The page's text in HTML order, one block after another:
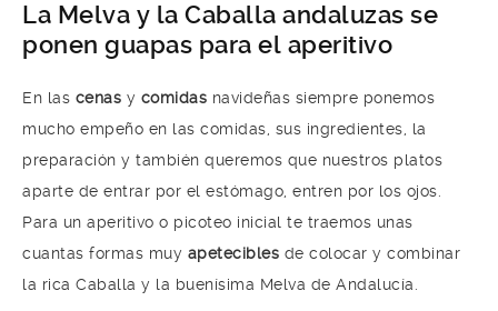
La Melva y la Caballa andaluzas se
ponen guapas para el aperitivo
En las cenas y comidas navideñas siempre ponemos
mucho empeño en las comidas, sus ingredientes, la
preparación y también queremos que nuestros platos
aparte de entrar por el estómago, entren por los ojos.
Para un aperitivo o picoteo inicial te traemos unas
cuantas formas muy apetecibles de colocar y combinar
la rica Caballa y la buenísima Melva de Andalucía.